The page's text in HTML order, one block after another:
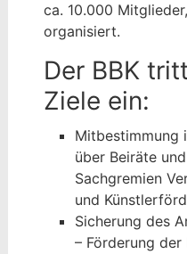
ca. 10.000
organisiert.
Der BBK
Ziele ein:
Mitbestimmung
über Beiräte
Sachgremien
und
Sicherung des
– Förderung